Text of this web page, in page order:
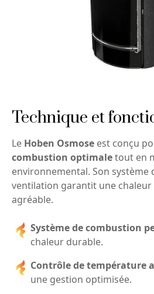
Technique et
Le Hoben Osmose est conçu
combustion optimaletout en
environnemental. Son système
ventilation garantit une
agréable.
Système de combustion
chaleur durable.
Contrôle de température
une gestion optimisée.